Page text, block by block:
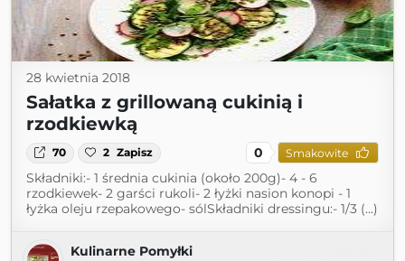
28 kwietnia 2018
Sałatka z grillowaną cukinią i
rzodkiewką
70 2 Zapisz 0 Smakowite
Składniki:- 1 średnia cukinia (około 200g)- 4 - 6
rzodkiewek- 2 garści rukoli- 2 łyżki nasion konopi - 1
łyżka oleju rzepakowego- sólSkładniki dressingu:- 1/3 (...)
Kulinarne Pomyłki